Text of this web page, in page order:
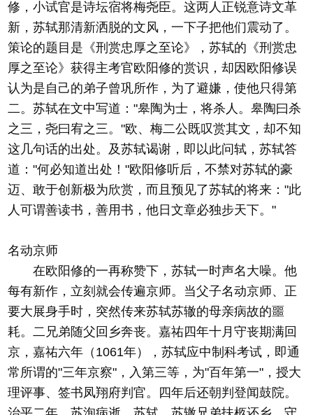
修，小试官是诗坛宿将梅尧臣。这两人正锐意诗文革
新，苏轼那清新洒脱的文风，一下子把他们震动了。
策论的题目是《刑赏忠厚之至论》，苏轼的《刑赏忠
厚之至论》获得主考官欧阳修的赏识，却因欧阳修误
认为是自己的弟子曾巩所作，为了避嫌，使他只得第
二。苏轼在文中写道："皋陶为士，将杀人。皋陶曰杀
之三，尧曰宥之三。"欧、梅二公既叹赏其文，却不知
这几句话的出处。及苏轼谒谢，即以此问轼，苏轼答
道："何必知道出处！"欧阳修听后，不禁对苏轼的豪
迈、敢于创新极为欣赏，而且预见了苏轼的将来："此
人可谓善读书，善用书，他日文章必独步天下。"
名动京师
在欧阳修的一再称赞下，苏轼一时声名大噪。他
每有新作，立刻就会传遍京师。当父子名动京师、正
要大展身手时，突然传来苏轼苏辙的母亲病故的噩
耗。二兄弟随父回乡奔丧。嘉祐四年十月守丧期满回
京，嘉祐六年（1061年），苏轼应中制科考试，即通
常所谓的"三年京察"，入第三等，为"百年第一"，授大
理评事、签书凤翔府判官。四年后还朝判登闻鼓院。